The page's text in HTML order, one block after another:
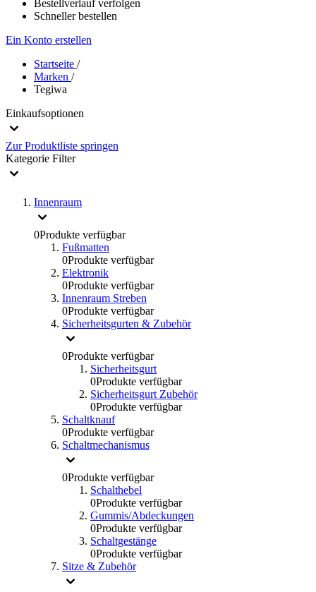
Bestellverlauf verfolgen
Schneller bestellen
Ein Konto erstellen
Startseite /
Marken /
Tegiwa
Einkaufsoptionen
Zur Produktliste springen
Kategorie Filter
Innenraum
0Produkte verfügbar
Fußmatten
0Produkte verfügbar
Elektronik
0Produkte verfügbar
Innenraum Streben
0Produkte verfügbar
Sicherheitsgurten & Zubehör
0Produkte verfügbar
Sicherheitsgurt
0Produkte verfügbar
Sicherheitsgurt Zubehör
0Produkte verfügbar
Schaltknauf
0Produkte verfügbar
Schaltmechanismus
0Produkte verfügbar
Schalthebel
0Produkte verfügbar
Gummis/Abdeckungen
0Produkte verfügbar
Schaltgestänge
0Produkte verfügbar
Sitze & Zubehör